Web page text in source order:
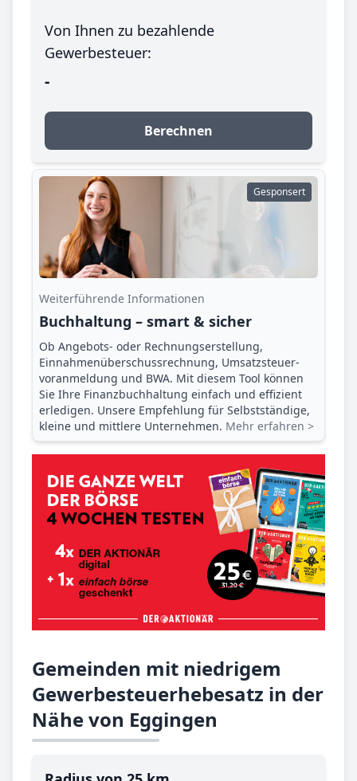
Von Ihnen zu bezahlende
Gewerbesteuer:
-
Berechnen
Gesponsert
Weiterführende Informationen
Buchhaltung – smart & sicher
Ob Angebots- oder Rechnungserstellung,
Einnahmenüberschuss­rechnung, Umsatzsteuer­
voranmeldung und BWA. Mit diesem Tool können
Sie Ihre Finanz­buchhaltung einfach und effizient
erledigen. Unsere Empfehlung für Selbstständige,
kleine und mittlere Unternehmen. Mehr erfahren >
Gemeinden mit niedrigem
Gewerbesteuerhebesatz in der
Nähe von Eggingen